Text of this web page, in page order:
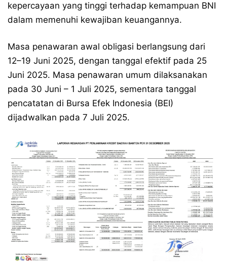
kepercayaan yang tinggi terhadap kemampuan BNI
dalam memenuhi kewajiban keuangannya.
Masa penawaran awal obligasi berlangsung dari
12–19 Juni 2025, dengan tanggal efektif pada 25
Juni 2025. Masa penawaran umum dilaksanakan
pada 30 Juni – 1 Juli 2025, sementara tanggal
pencatatan di Bursa Efek Indonesia (BEI)
dijadwalkan pada 7 Juli 2025.